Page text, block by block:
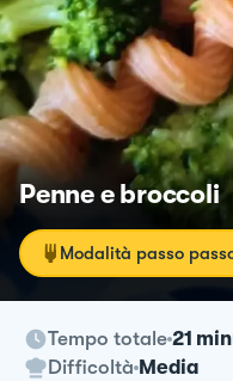
Penne e broccoli
Modalità passo
Tempo totale 21
Difficoltà Media